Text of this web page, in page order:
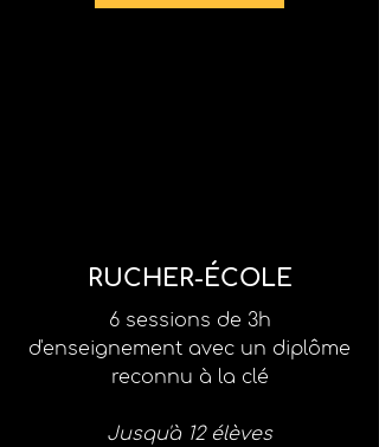
RUCHER-ÉCOLE
6 sessions de 3h
d'enseignement avec un diplôme
reconnu à la clé
Jusqu'à 12 élèves